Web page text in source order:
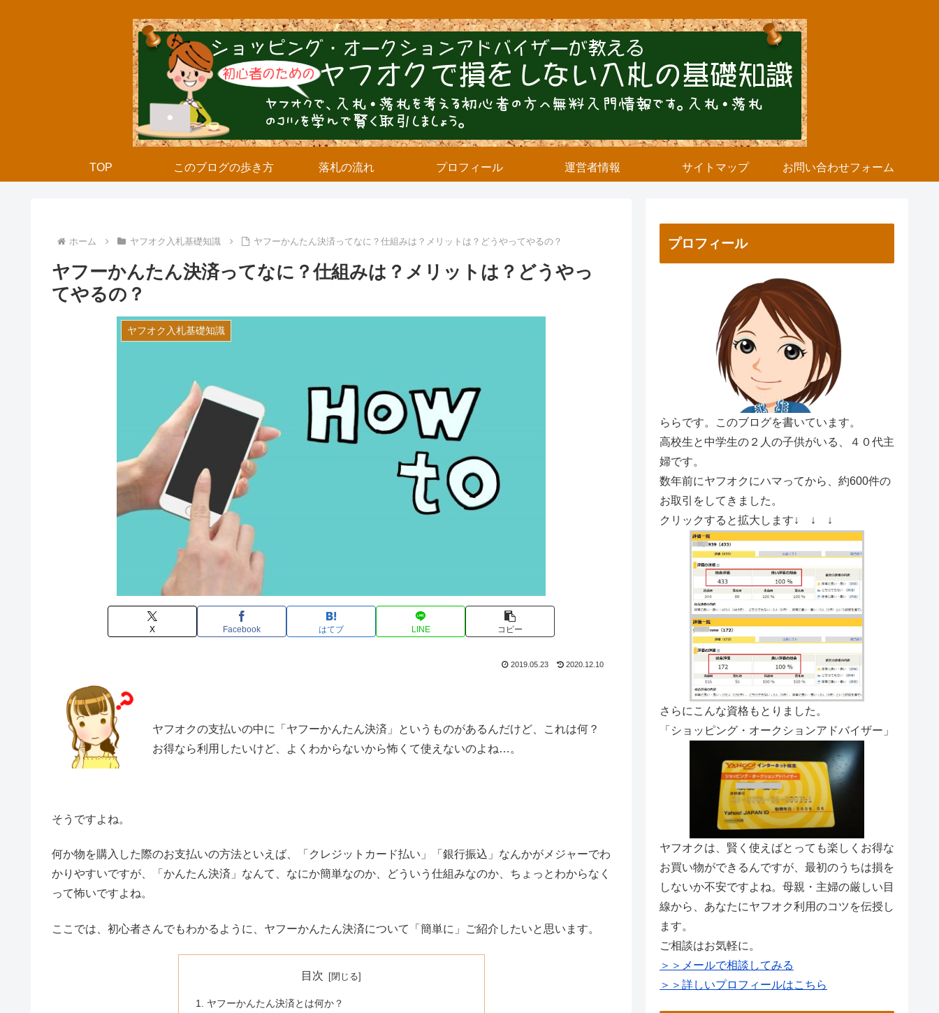
TOP このブログの歩き方 落札の流れ プロフィール 運営者情報 サイトマップ お問い合わせフォーム
ホーム ヤフオク入札基礎知識 ヤフーかんたん決済ってなに？仕組みは？メリットは？どうやってやるの？
ヤフーかんたん決済ってなに？仕組みは？メリットは？どうやっ
てやるの？
ヤフオク入札基礎知識
X Facebook はてブ LINE コピー
2019.05.23 2020.12.10
ヤフオクの支払いの中に「ヤフーかんたん決済」というものがあるんだけど、これは何？
お得なら利用したいけど、よくわからないから怖くて使えないのよね…。
そうですよね。
何か物を購入した際のお支払いの方法といえば、「クレジットカード払い」「銀行振込」なんかがメジャーでわ
かりやすいですが、「かんたん決済」なんて、なにか簡単なのか、どういう仕組みなのか、ちょっとわからなく
って怖いですよね。
ここでは、初心者さんでもわかるように、ヤフーかんたん決済について「簡単に」ご紹介したいと思います。
目次
ヤフーかんたん決済とは何か？
プロフィール
ららです。このブログを書いています。
高校生と中学生の２人の子供がいる、４０代主
婦です。
数年前にヤフオクにハマってから、約600件の
お取引をしてきました。
クリックすると拡大します↓ ↓ ↓
さらにこんな資格もとりました。
「ショッピング・オークションアドバイザー」
ヤフオクは、賢く使えばとっても楽しくお得な
お買い物ができるんですが、最初のうちは損を
しないか不安ですよね。母親・主婦の厳しい目
線から、あなたにヤフオク利用のコツを伝授し
ます。
ご相談はお気軽に。
＞＞メールで相談してみる
＞＞詳しいプロフィールはこちら